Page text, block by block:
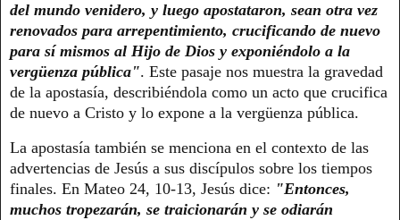
del mundo venidero, y luego apostataron, sean otra vez
renovados para arrepentimiento, crucificando de nuevo
para sí mismos al Hijo de Dios y exponiéndolo a la
vergüenza pública". Este pasaje nos muestra la gravedad
de la apostasía, describiéndola como un acto que crucifica
de nuevo a Cristo y lo expone a la vergüenza pública.
La apostasía también se menciona en el contexto de las
advertencias de Jesús a sus discípulos sobre los tiempos
finales. En Mateo 24, 10-13, Jesús dice: "Entonces,
muchos tropezarán, se traicionarán y se odiarán